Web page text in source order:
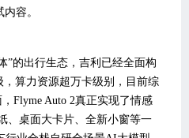
容。
”的出行生态，吉利已经全面构
算力资源超万卡级别，目前综
Flyme Auto 2真正实现了情感
、桌面大卡片、全新小窗等一